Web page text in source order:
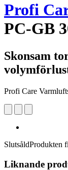
Profi
PC-GB
Skonsam
Profi Care
SlutsåldProdukten
Liknande